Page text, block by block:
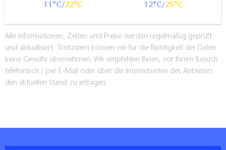
11 22 12 25
Alle Informationen, Zeiten und Preise werden regelmäßig geprüft
und aktualisiert. Trotzdem können wir für die Richtigkeit der Daten
keine Gewähr übernehmen. Wir empfehlen Ihnen, vor Ihrem Besuch
telefonisch / per E-Mail oder über die Internetseiten des Anbieters
den aktuellen Stand zu erfragen.